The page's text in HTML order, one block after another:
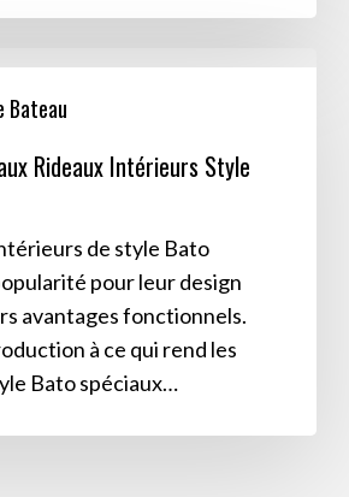
Bateau
Rideaux Intérieurs Style
de style Bato
pour leur design
avantages fonctionnels.
à ce qui rend les
Bato spéciaux…